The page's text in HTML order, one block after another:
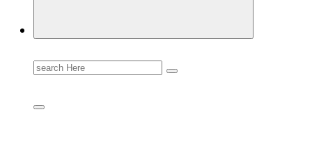
Search
for: